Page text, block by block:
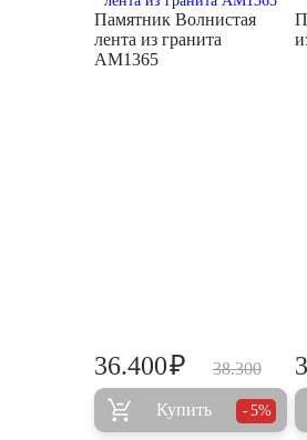
Памятник Волнистая
лента из гранита
AM1365
38.300
36.400₽
Купить 5%